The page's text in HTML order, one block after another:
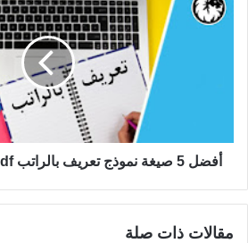
أفضل 5 صيغة نموذج تعريف بالراتب pdf و word لسنة 2023
مقالات ذات صلة